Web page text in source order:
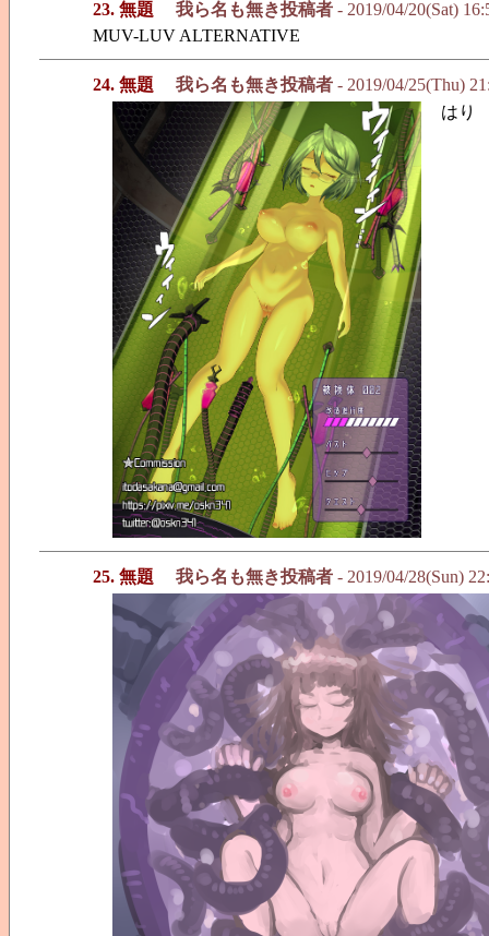
23. 無題 我ら名も無き投稿者 - 2019/04/20(Sat)
MUV-LUV ALTERNATIVE
24. 無題 我ら名も無き投稿者 - 2019/04/25(Thu)
はり
25. 無題 我ら名も無き投稿者 - 2019/04/28(Sun)